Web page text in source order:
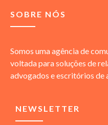
SOBRE NÓS
Somos uma agência de
voltada para soluções de
advogados e escritórios de
NEWSLETTER